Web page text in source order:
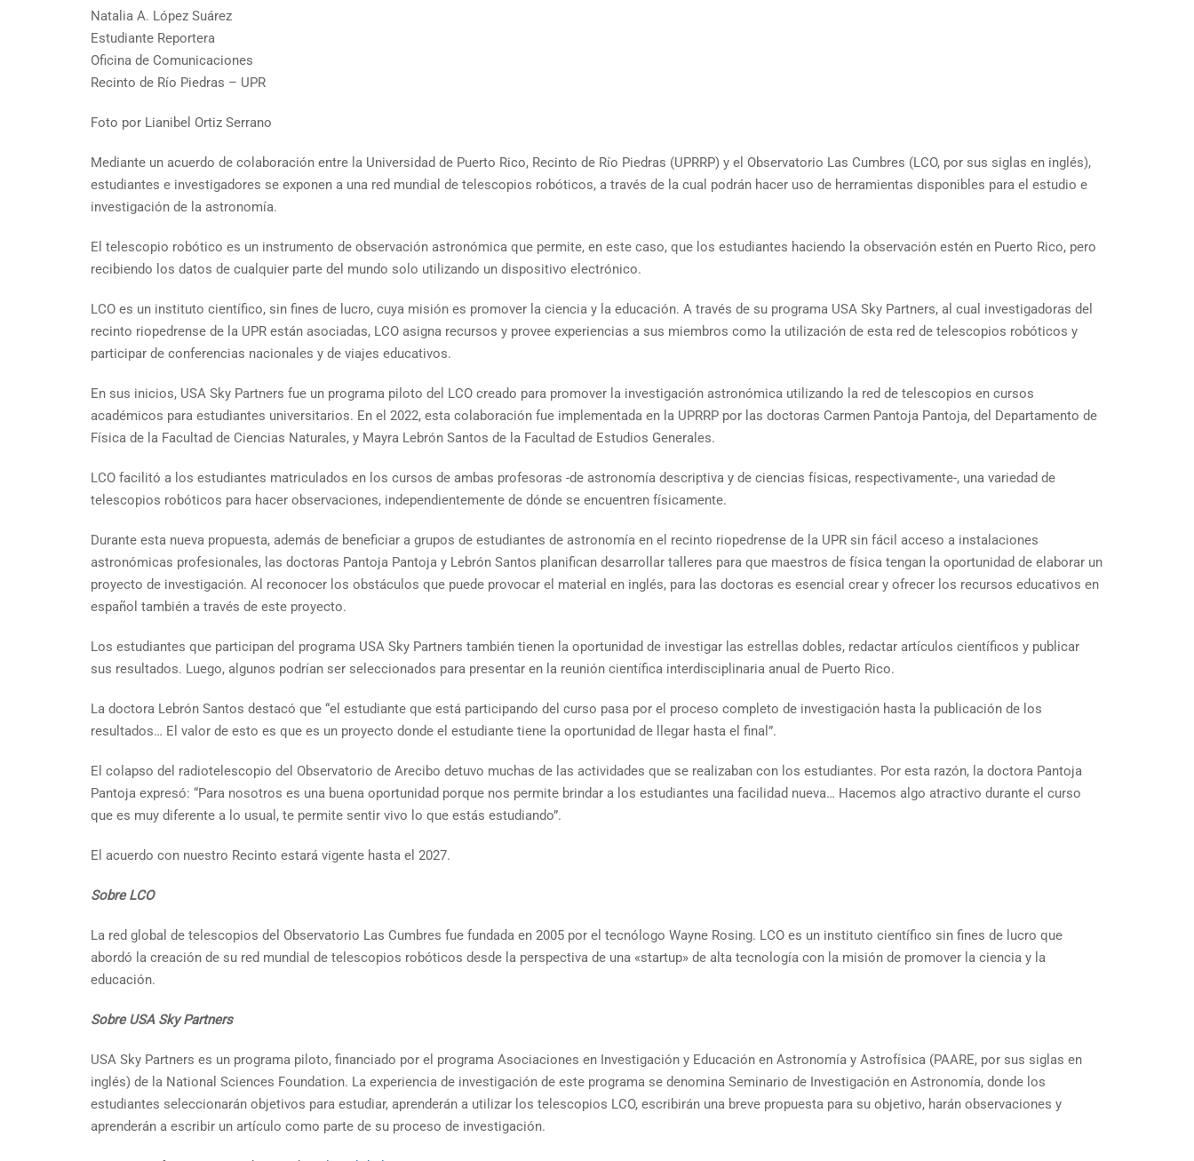
Natalia A. López Suárez
Estudiante Reportera
Oficina de Comunicaciones
Recinto de Río Piedras – UPR
Foto por Lianibel Ortiz Serrano
Mediante un acuerdo de colaboración entre la Universidad de Puerto Rico, Recinto de Río Piedras (UPRRP) y el Observatorio Las Cumbres (LCO, por sus siglas en inglés),
estudiantes e investigadores se exponen a una red mundial de telescopios robóticos, a través de la cual podrán hacer uso de herramientas disponibles para el estudio e
investigación de la astronomía.
El telescopio robótico es un instrumento de observación astronómica que permite, en este caso, que los estudiantes haciendo la observación estén en Puerto Rico, pero
recibiendo los datos de cualquier parte del mundo solo utilizando un dispositivo electrónico.
LCO es un instituto científico, sin fines de lucro, cuya misión es promover la ciencia y la educación. A través de su programa USA Sky Partners, al cual investigadoras del
recinto riopedrense de la UPR están asociadas, LCO asigna recursos y provee experiencias a sus miembros como la utilización de esta red de telescopios robóticos y
participar de conferencias nacionales y de viajes educativos.
En sus inicios, USA Sky Partners fue un programa piloto del LCO creado para promover la investigación astronómica utilizando la red de telescopios en cursos
académicos para estudiantes universitarios. En el 2022, esta colaboración fue implementada en la UPRRP por las doctoras Carmen Pantoja Pantoja, del Departamento de
Física de la Facultad de Ciencias Naturales, y Mayra Lebrón Santos de la Facultad de Estudios Generales.
LCO facilitó a los estudiantes matriculados en los cursos de ambas profesoras -de astronomía descriptiva y de ciencias físicas, respectivamente-, una variedad de
telescopios robóticos para hacer observaciones, independientemente de dónde se encuentren físicamente.
Durante esta nueva propuesta, además de beneficiar a grupos de estudiantes de astronomía en el recinto riopedrense de la UPR sin fácil acceso a instalaciones
astronómicas profesionales, las doctoras Pantoja Pantoja y Lebrón Santos planifican desarrollar talleres para que maestros de física tengan la oportunidad de elaborar un
proyecto de investigación. Al reconocer los obstáculos que puede provocar el material en inglés, para las doctoras es esencial crear y ofrecer los recursos educativos en
español también a través de este proyecto.
Los estudiantes que participan del programa USA Sky Partners también tienen la oportunidad de investigar las estrellas dobles, redactar artículos científicos y publicar
sus resultados. Luego, algunos podrían ser seleccionados para presentar en la reunión científica interdisciplinaria anual de Puerto Rico.
La doctora Lebrón Santos destacó que “el estudiante que está participando del curso pasa por el proceso completo de investigación hasta la publicación de los
resultados… El valor de esto es que es un proyecto donde el estudiante tiene la oportunidad de llegar hasta el final”.
El colapso del radiotelescopio del Observatorio de Arecibo detuvo muchas de las actividades que se realizaban con los estudiantes. Por esta razón, la doctora Pantoja
Pantoja expresó: “Para nosotros es una buena oportunidad porque nos permite brindar a los estudiantes una facilidad nueva… Hacemos algo atractivo durante el curso
que es muy diferente a lo usual, te permite sentir vivo lo que estás estudiando”.
El acuerdo con nuestro Recinto estará vigente hasta el 2027.
Sobre LCO
La red global de telescopios del Observatorio Las Cumbres fue fundada en 2005 por el tecnólogo Wayne Rosing. LCO es un instituto científico sin fines de lucro que
abordó la creación de su red mundial de telescopios robóticos desde la perspectiva de una «startup» de alta tecnología con la misión de promover la ciencia y la
educación.
Sobre USA Sky Partners
USA Sky Partners es un programa piloto, financiado por el programa Asociaciones en Investigación y Educación en Astronomía y Astrofísica (PAARE, por sus siglas en
inglés) de la National Sciences Foundation. La experiencia de investigación de este programa se denomina Seminario de Investigación en Astronomía, donde los
estudiantes seleccionarán objetivos para estudiar, aprenderán a utilizar los telescopios LCO, escribirán una breve propuesta para su objetivo, harán observaciones y
aprenderán a escribir un artículo como parte de su proceso de investigación.